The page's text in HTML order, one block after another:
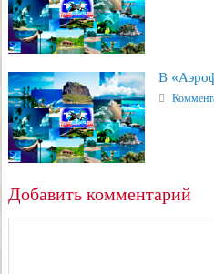
В
Добавить комментарий